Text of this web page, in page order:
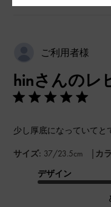
ご利用者様
hinさんのレ
少し厚底になっていてと
サイズ: 37/23.5cm | カ
デザイン